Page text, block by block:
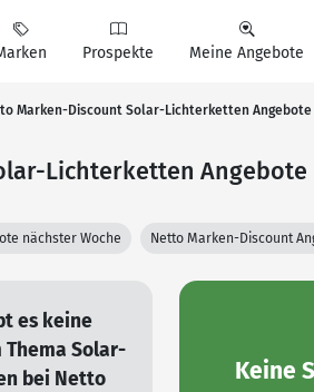
Prospekte Meine Angebote
Marken-Discount Solar-Lichterketten Angebote
Lichterketten Angebote
nächster Woche Netto Marken-Discount
es keine
Thema Solar-
bei Netto
Keine